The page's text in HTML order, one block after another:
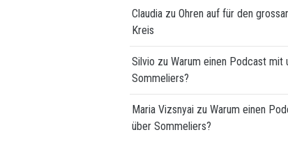
Claudia zu Ohren auf für den
Kreis
Silvio zu Warum einen Podcast mit
Sommeliers?
Maria Vizsnyai zu Warum einen
über Sommeliers?